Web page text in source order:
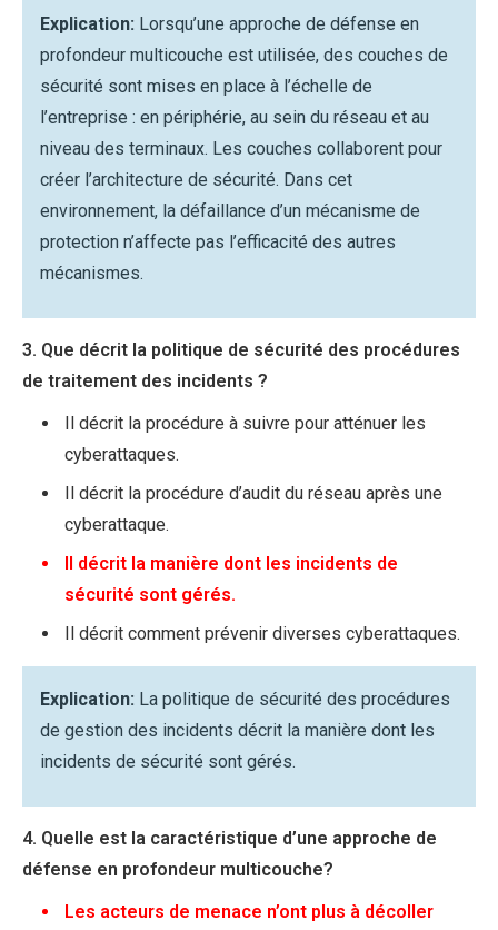
Explication: Lorsqu’une approche de défense en
profondeur multicouche est utilisée, des couches de
sécurité sont mises en place à l’échelle de
l’entreprise : en périphérie, au sein du réseau et au
niveau des terminaux. Les couches collaborent pour
créer l’architecture de sécurité. Dans cet
environnement, la défaillance d’un mécanisme de
protection n’affecte pas l’efficacité des autres
mécanismes.
3. Que décrit la politique de sécurité des procédures
de traitement des incidents ?
Il décrit la procédure à suivre pour atténuer les
cyberattaques.
Il décrit la procédure d’audit du réseau après une
cyberattaque.
Il décrit la manière dont les incidents de
sécurité sont gérés.
Il décrit comment prévenir diverses cyberattaques.
Explication: La politique de sécurité des procédures
de gestion des incidents décrit la manière dont les
incidents de sécurité sont gérés.
4. Quelle est la caractéristique d’une approche de
défense en profondeur multicouche?
Les acteurs de menace n’ont plus à décoller